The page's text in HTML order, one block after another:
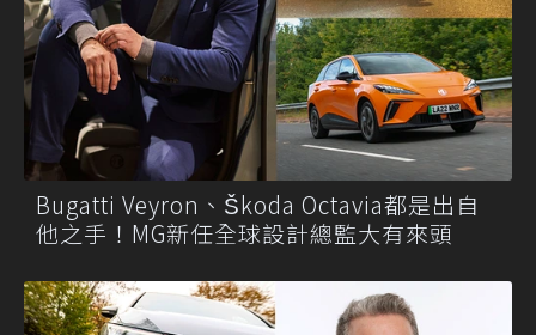
Bugatti Veyron、Škoda Octavia都是出自
他之手！MG新任全球設計總監大有來頭